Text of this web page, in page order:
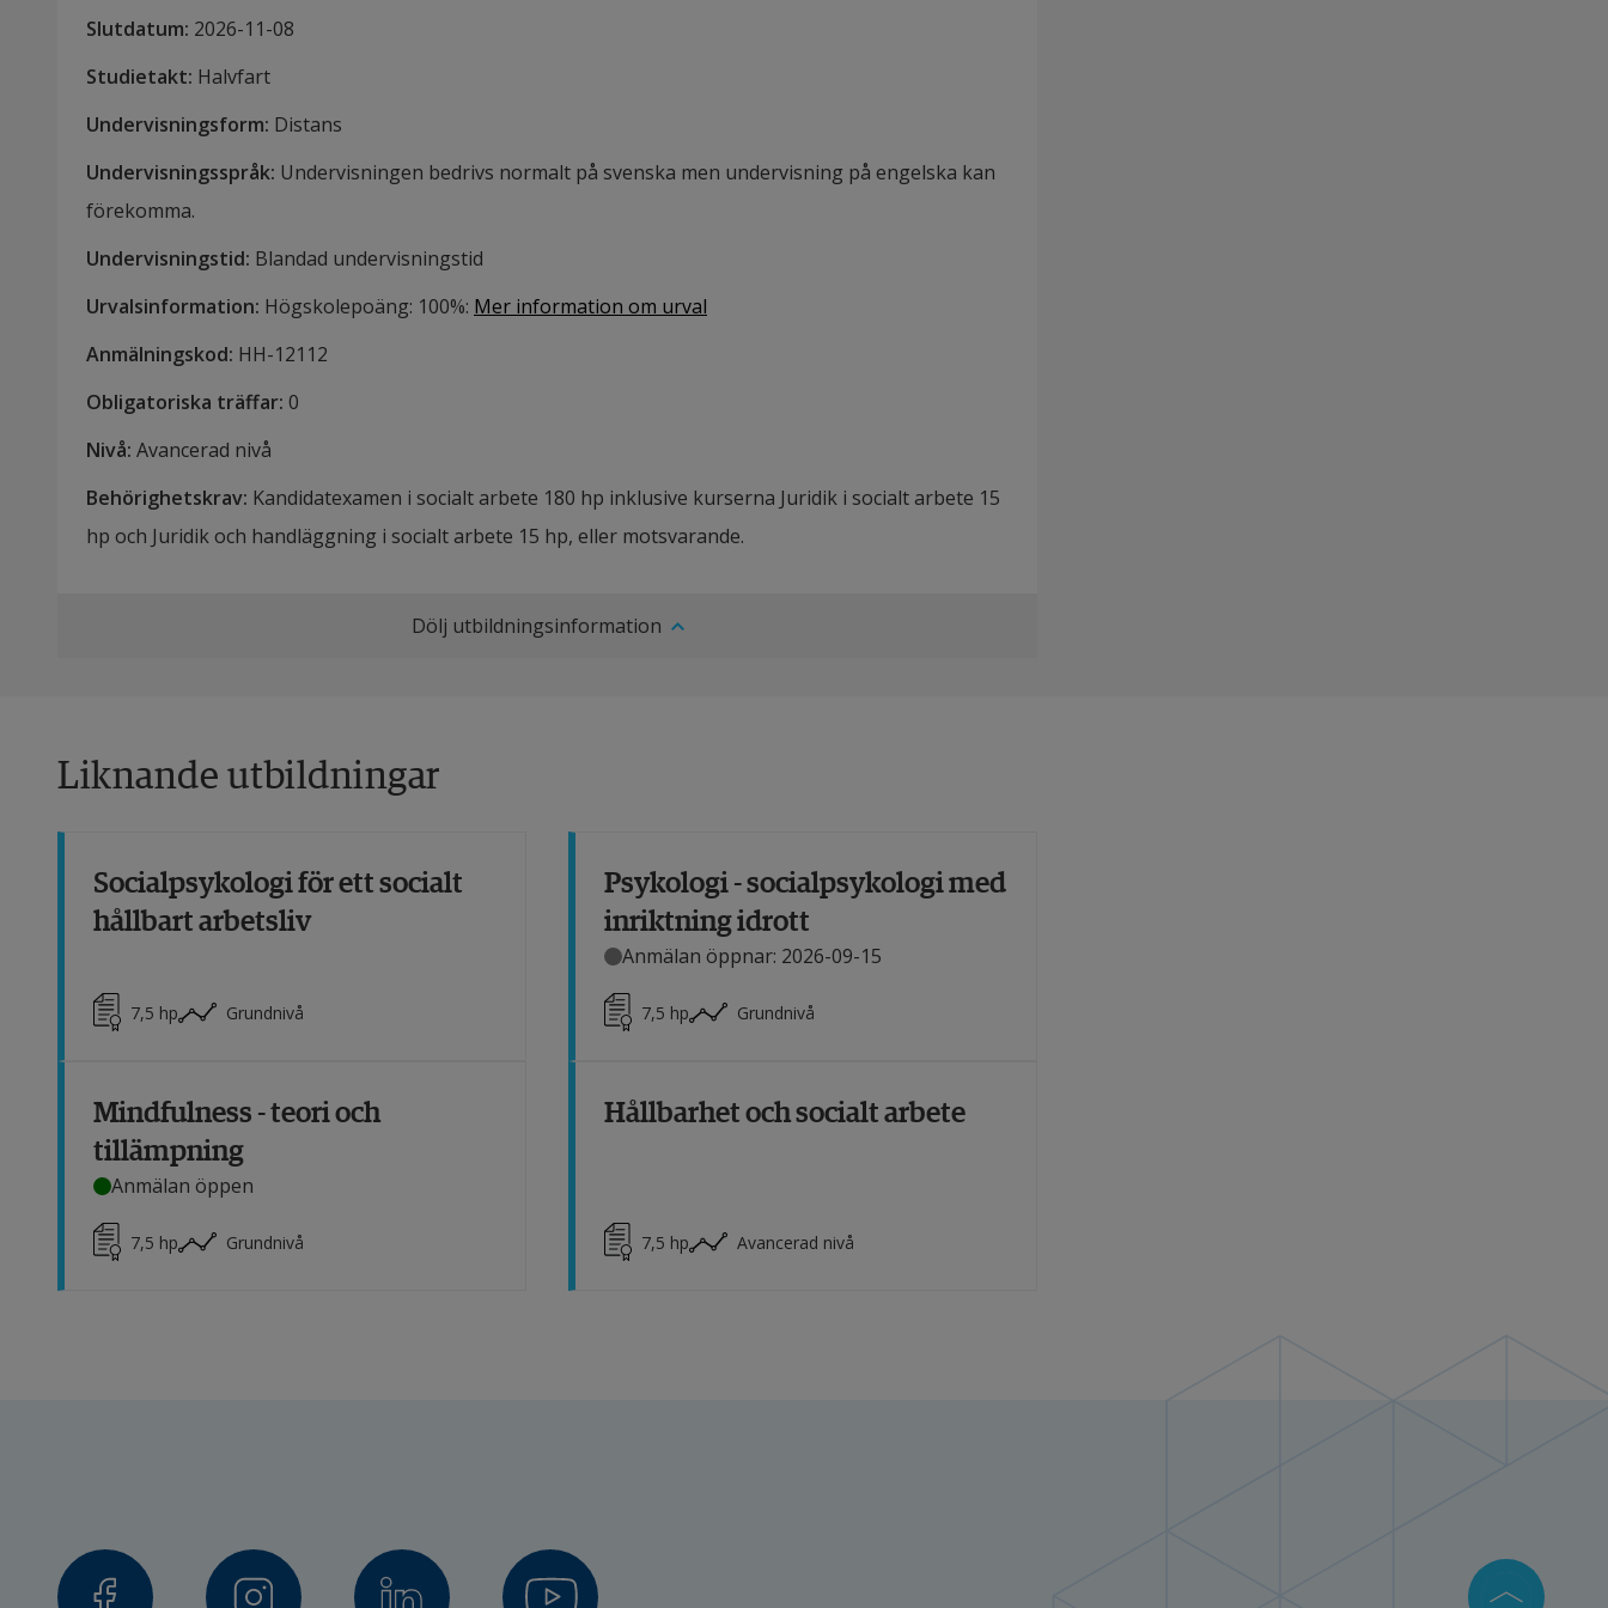
Slutdatum: 2026-11-08
Studietakt: Halvfart
Undervisningsform: Distans
Undervisningsspråk: Undervisningen bedrivs normalt på svenska men undervisning på engelska kan
förekomma.
Undervisningstid: Blandad undervisningstid
Urvalsinformation: Högskolepoäng: 100%: Mer information om urval
Anmälningskod: HH-12112
Obligatoriska träffar: 0
Nivå: Avancerad nivå
Behörighetskrav: Kandidatexamen i socialt arbete 180 hp inklusive kurserna Juridik i socialt arbete 15
hp och Juridik och handläggning i socialt arbete 15 hp, eller motsvarande.
Dölj utbildningsinformation
Liknande utbildningar
Socialpsykologi för ett socialt
hållbart arbetsliv
7,5 hp Grundnivå
Psykologi - socialpsykologi med
inriktning idrott
Anmälan öppnar: 2026-09-15
7,5 hp Grundnivå
Mindfulness - teori och
tillämpning
Anmälan öppen
7,5 hp Grundnivå
Hållbarhet och socialt arbete
7,5 hp Avancerad nivå